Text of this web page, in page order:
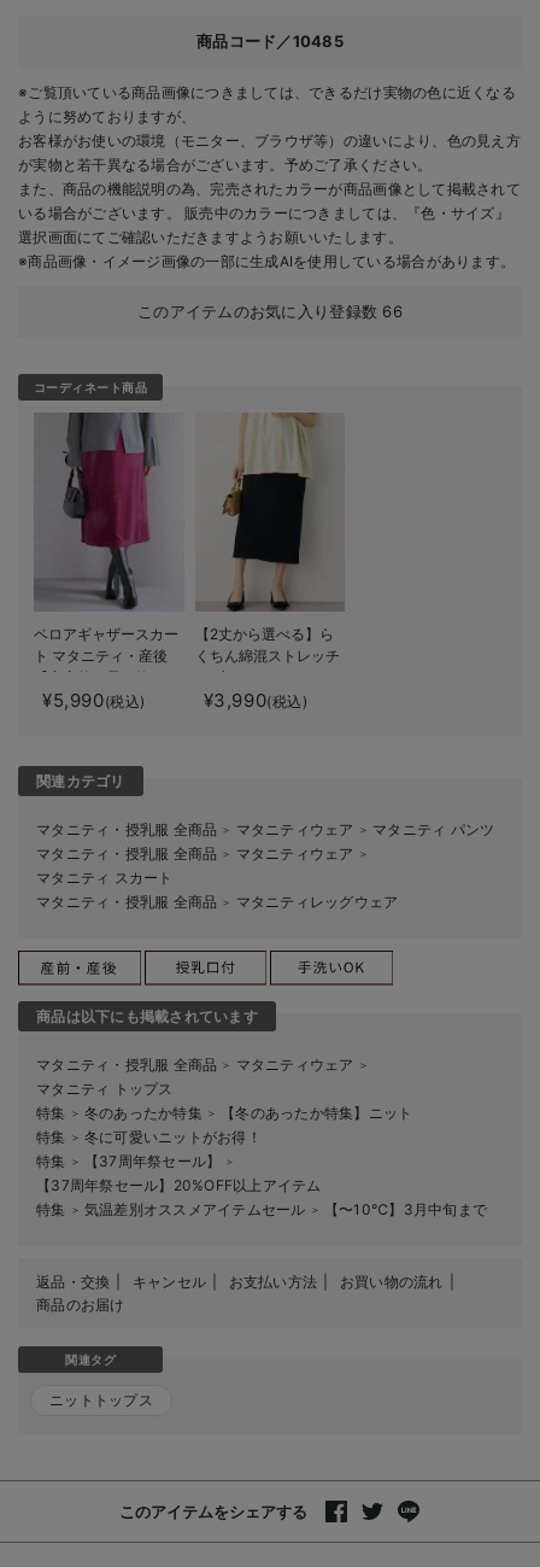
商品コード／10485
※ご覧頂いている商品画像につきましては、できるだけ実物の色に近くなる
ように努めておりますが、
お客様がお使いの環境（モニター、ブラウザ等）の違いにより、色の見え方
が実物と若干異なる場合がございます。予めご了承ください。
また、商品の機能説明の為、完売されたカラーが商品画像として掲載されて
いる場合がございます。 販売中のカラーにつきましては、『色・サイズ』
選択画面にてご確認いただきますようお願いいたします。
※商品画像・イメージ画像の一部に生成AIを使用している場合があります。
このアイテムのお気に入り登録数 66
コーディネート商品
ベロアギャザースカー
ト マタニティ・産後
【出産後も長く使え
る】
¥5,990(税込)
【2丈から選べる】ら
くちん綿混ストレッチ
リブナロースカート
マタニティ・産後【出
¥3,990(税込)
関連カテゴリ
マタニティ・授乳服 全商品 ＞ マタニティウェア ＞ マタニティ パンツ
マタニティ・授乳服 全商品 ＞ マタニティウェア ＞
マタニティ スカート
マタニティ・授乳服 全商品 ＞ マタニティレッグウェア
商品は以下にも掲載されています
マタニティ・授乳服 全商品 ＞ マタニティウェア ＞
マタニティ トップス
特集
＞ 冬のあったか特集 ＞
【冬のあったか特集】ニット
特集
＞ 冬に可愛いニットがお得！
特集
＞ 【37周年祭セール】 ＞
【37周年祭セール】20%OFF以上アイテム
特集
＞ 気温差別オススメアイテムセール ＞ 【〜10℃】3月中旬まで
返品・交換 キャンセル お支払い方法
お買い物の流れ
商品のお届け
関連タグ
ニットトップス
このアイテムをシェアする